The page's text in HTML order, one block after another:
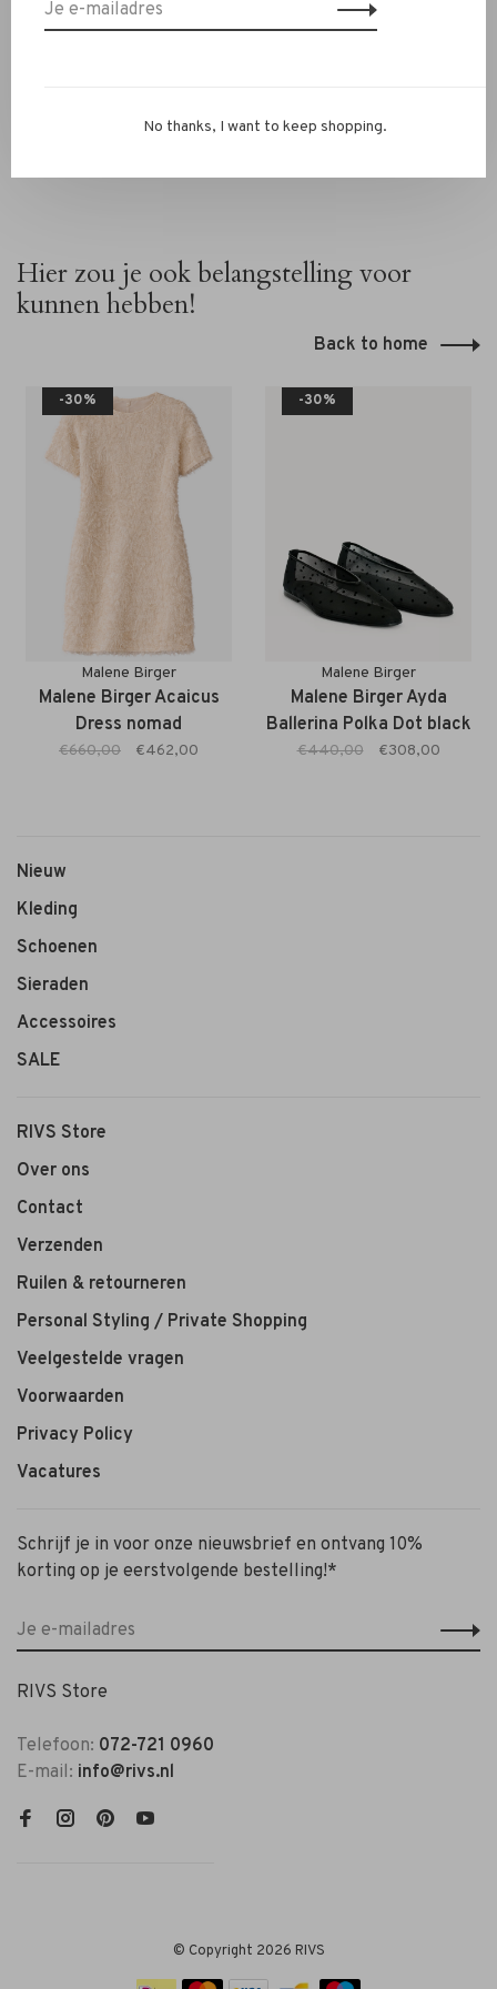
Stuur ons een WhatsApp op 06-13069593, mail naar
Hier zou je ook belangstelling voor
kunnen hebben!
Back to home
-30%
Malene Birger
Malene Birger Acaicus
Dress nomad
€660,00 €462,00
-30%
Malene Birger
Malene Birger Ayda
Ballerina Polka Dot black
€440,00 €308,00
Nieuw
Kleding
Schoenen
Sieraden
Accessoires
SALE
RIVS Store
Over ons
Contact
Verzenden
Ruilen & retourneren
Personal Styling / Private Shopping
Veelgestelde vragen
Voorwaarden
Privacy Policy
Vacatures
Schrijf je in voor onze nieuwsbrief en ontvang 10%
korting op je eerstvolgende bestelling!*
RIVS Store
Telefoon: 072-721 0960
E-mail: info@rivs.nl
© Copyright 2026 RIVS
No thanks, I want to keep shopping.